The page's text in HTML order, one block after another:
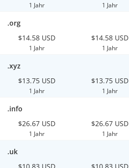
1 Jahr 1 Jahr
.org
$14.58 USD
1 Jahr
$14.58 USD
1 Jahr
.xyz
$13.75 USD
1 Jahr
$13.75 USD
1 Jahr
.info
$26.67 USD
1 Jahr
$26.67 USD
1 Jahr
.uk